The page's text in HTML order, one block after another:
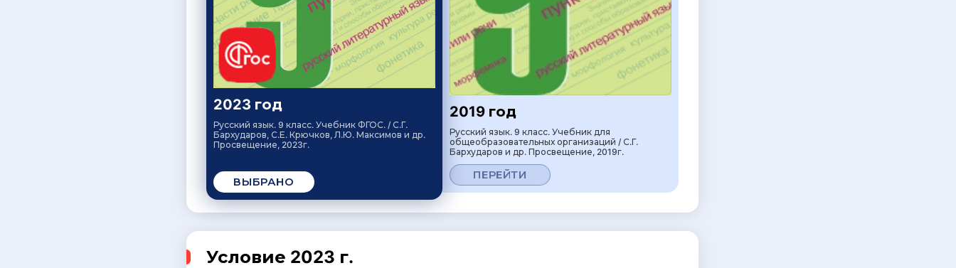
2023 год
Русский язык. 9 класс. Учебник ФГОС. / С.Г.
Бархударов, С.Е. Крючков, Л.Ю. Максимов и др.
Просвещение, 2023г.
ВЫБРАНО
2019 год
Русский язык. 9 класс. Учебник для
общеобразовательных организаций / С.Г.
Бархударов и др. Просвещение, 2019г.
ПЕРЕЙТИ
Условие 2023 г.